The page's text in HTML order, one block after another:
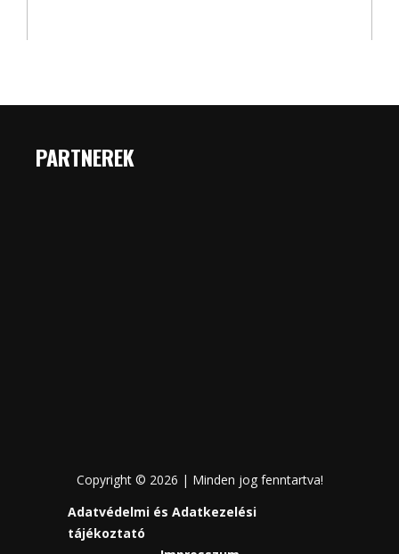
PARTNEREK
Copyright © 2026 | Minden jog fenntartva!
Adatvédelmi és Adatkezelési
tájékoztató